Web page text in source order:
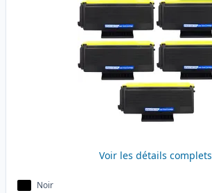
Voir les détails complets
Noir